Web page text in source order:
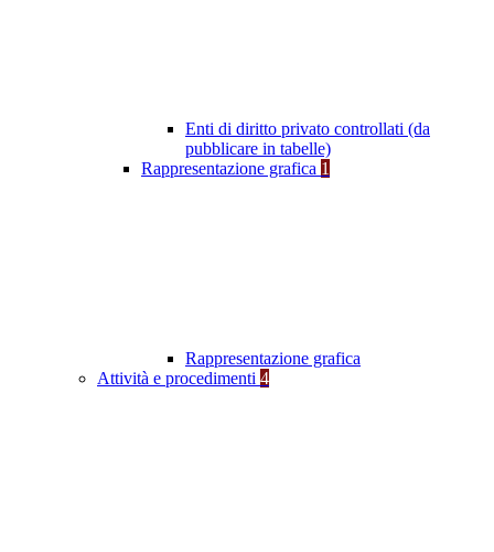
Enti di diritto privato controllati (da
pubblicare in tabelle)
Rappresentazione grafica 1
Rappresentazione grafica
Attività e procedimenti 4